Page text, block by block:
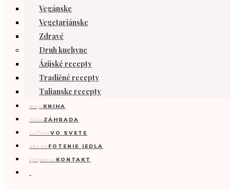
Vegánske
Vegetariánske
Zdravé
Druh kuchyne
Ázijské recepty
Tradičné recepty
Talianske recepty
moja KNIHA
Naša ZÁHRADA
LaPetitVO SVETE
ako na FOTENIE JEDLA
spojme sa KONTAKT